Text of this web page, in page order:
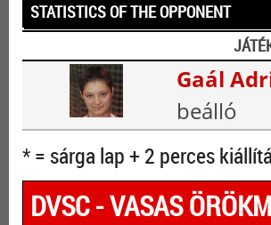
STATISTICS OF THE OPPONENT
Gaál
beálló
* = sárga lap + 2 perces
DVSC - VASAS